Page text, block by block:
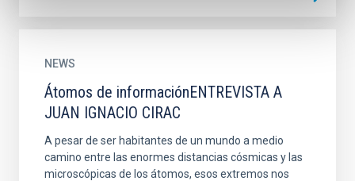
NEWS
Átomos de informaciónENTREVISTA A
JUAN IGNACIO CIRAC
A pesar de ser habitantes de un mundo a medio
camino entre las enormes distancias cósmicas y las
microscópicas de los átomos, esos extremos nos